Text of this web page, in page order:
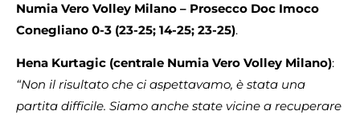
Numia Vero Volley Milano – Prosecco Doc Imoco
Conegliano 0-3 (23-25; 14-25; 23-25).
Hena Kurtagic (centrale Numia Vero Volley Milano):
“Non il risultato che ci aspettavamo, è stata una
partita difficile. Siamo anche state vicine a recuperare